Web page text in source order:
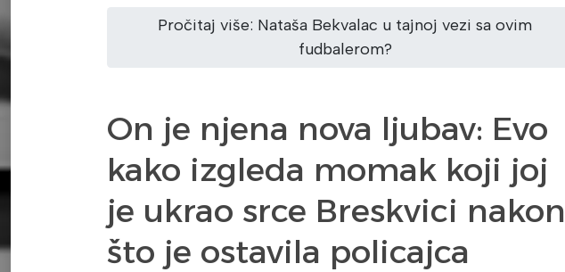
Pročitaj više: Nataša Bekvalac u tajnoj vezi sa ovim
fudbalerom?
On je njena nova ljubav: Evo
kako izgleda momak koji joj
je ukrao srce Breskvici nakon
što je ostavila policajca